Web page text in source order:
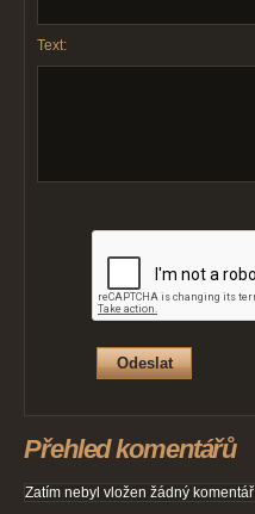
Text:
Přehled komentářů
Zatím nebyl vložen žádný komentář